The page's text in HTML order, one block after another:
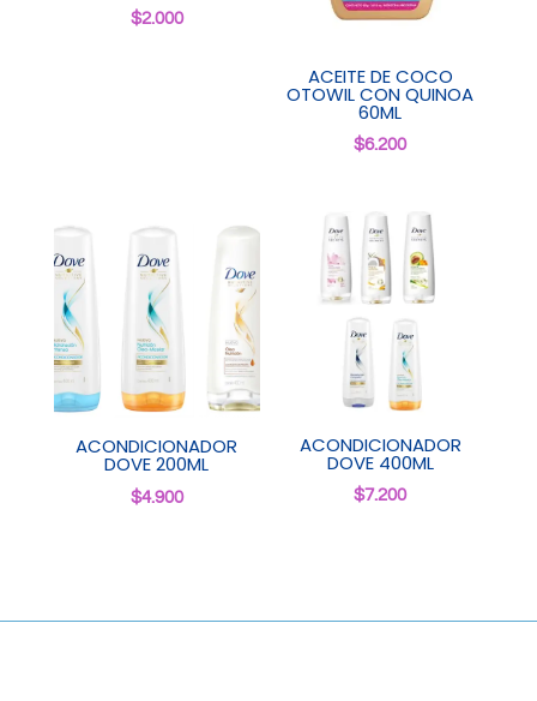
$2.000
ACEITE DE COCO
OTOWIL CON QUINOA
60ML
$6.200
ACONDICIONADOR
DOVE 200ML
$4.900
ACONDICIONADOR
DOVE 400ML
$7.200